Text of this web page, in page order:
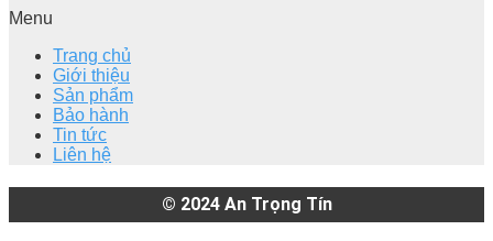
Menu
Trang chủ
Giới thiệu
Sản phẩm
Bảo hành
Tin tức
Liên hệ
© 2024 An Trọng Tín